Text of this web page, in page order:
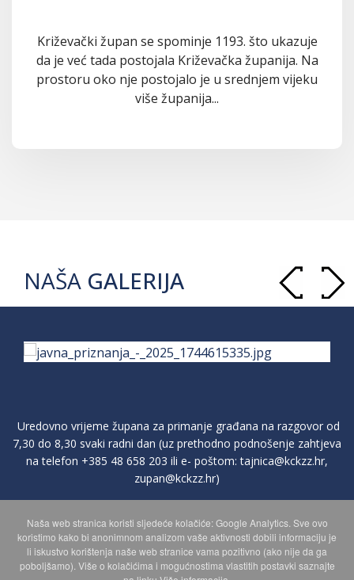
Križevački župan se spominje 1193. što ukazuje
da je već tada postojala Križevačka županija. Na
prostoru oko nje postojalo je u srednjem vijeku
više županija...
NAŠA GALERIJA
Uredovno vrijeme župana za primanje građana na razgovor od
7,30 do 8,30 svaki radni dan (uz prethodno podnošenje zahtjeva
na telefon +385 48 658 203 ili e- poštom:tajnica@kckzz.hr,
zupan@kckzz.hr)
POLITIKA ZAŠTITE PRIVATNOSTI OSOBNIH PODATAKA
MAPA WEBA
Naša web stranica koristi sljedeće kolačiće: Google Analytics. Sve ovo
koristimo kako bi anonimnom analizom vaše aktivnosti dobili informaciju je
li iskustvo korištenja naše web stranice vama pozitivno (ako nije da ga
poboljšamo). Više o kolačićima i mogućnostima vlastitih postavki saznajte